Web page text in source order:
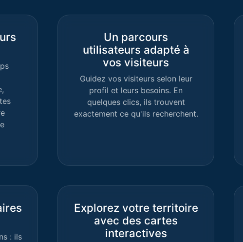
Un parcours
utilisateurs adapté à
vos visiteurs
Guidez vos visiteurs selon leur
profil et leurs besoins. En
quelques clics, ils trouvent
exactement ce qu'ils recherchent.
: ils
Explorez votre territoire
avec des cartes
interactives